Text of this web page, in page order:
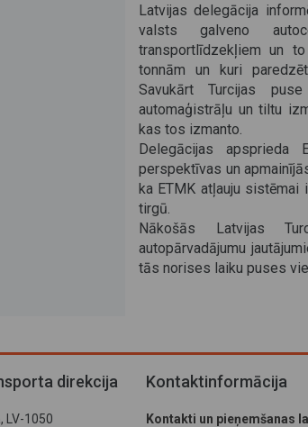
Latvijas delegācija
valsts galveno
transportlīdzekļiem un
tonnām un kuri
Savukārt Turcijas
automaģistrāļu un tiltu
kas tos izmanto.
Delegācijas apsprieda
perspektīvas un
ka ETMK atļauju sistēmai
tirgū.
Nākošās Latvijas
autopārvadājumu
tās norises laiku puses
direkcija
LV-1050
Kontaktinformācija
Kontakti un pieņemšanas